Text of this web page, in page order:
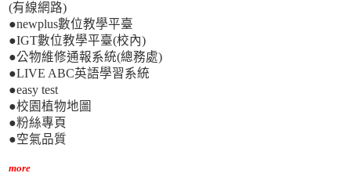
(有線網路)
●newplus數位教學平臺
●IGT數位教學平臺(校內)
●公物維修通報系統(總務處)
●LIVE ABC英語學習系統
●easy test
●校園植物地圖
●粉絲專頁
●空氣品質
more